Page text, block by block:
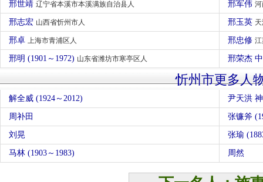
邢世靖 辽宁省本溪市本溪满族自治县人 邢军伟
邢志宏 山西省忻州市人 邢玉英
邢卓 上海市青浦区人 邢忠修
邢明 (1901～1972) 山东省潍坊市寒亭区人 邢荣杰
忻州市更多人
解全威 (1924～2012) 尹天洪
周补田 张镰斧
刘晃 张瑜
马林 (1903～1983) 周然